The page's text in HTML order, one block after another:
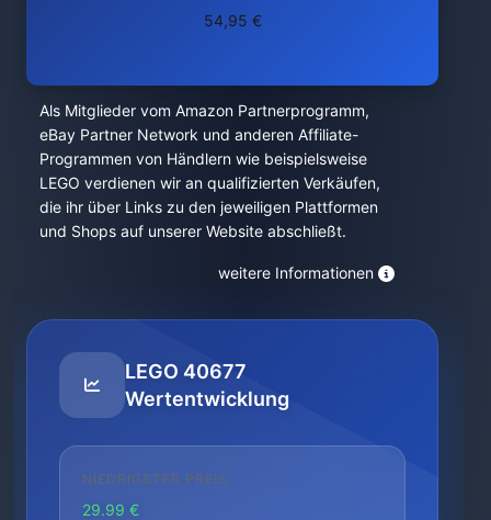
54,95 €
Als Mitglieder vom Amazon Partnerprogramm,
eBay Partner Network und anderen Affiliate-
Programmen von Händlern wie beispielsweise
LEGO verdienen wir an qualifizierten Verkäufen,
die ihr über Links zu den jeweiligen Plattformen
und Shops auf unserer Website abschließt.
weitere Informationen
LEGO 40677
Wertentwicklung
NIEDRIGSTER PREIS
29.99 €